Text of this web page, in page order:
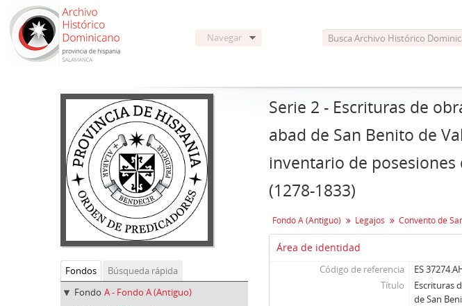
Navegar
Fondos
Búsqueda rápida
Fondo A - Fondo A (Antiguo)
Serie 2 - Escrituras de
abad de San Benito de
inventario de posesiones
(1278-1833)
Fondo A (Antiguo) Legajos Convento de
Área de identidad
Código de referencia
ES
Título
Escrituras
de San